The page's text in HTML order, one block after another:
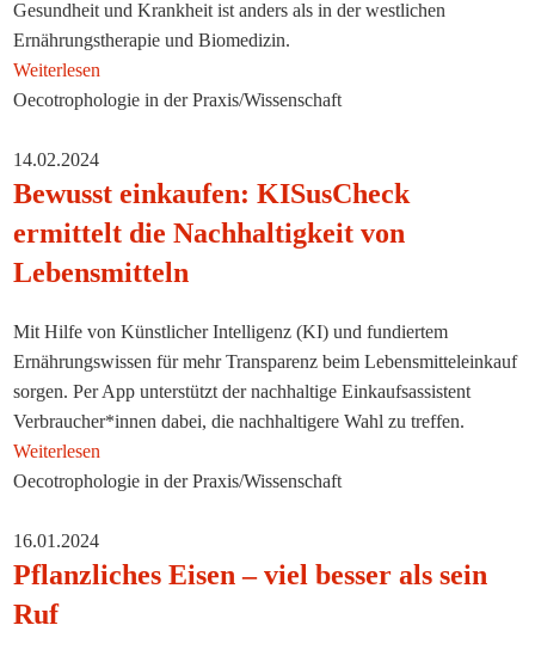
Gesundheit und Krankheit ist anders als in der westlichen
Ernährungstherapie und Biomedizin.
Weiterlesen
Oecotrophologie in der Praxis/Wissenschaft
14.02.2024
Bewusst einkaufen: KISusCheck
ermittelt die Nachhaltigkeit von
Lebensmitteln
Mit Hilfe von Künstlicher Intelligenz (KI) und fundiertem
Ernährungswissen für mehr Transparenz beim Lebensmitteleinkauf
sorgen. Per App unterstützt der nachhaltige Einkaufsassistent
Verbraucher*innen dabei, die nachhaltigere Wahl zu treffen.
Weiterlesen
Oecotrophologie in der Praxis/Wissenschaft
16.01.2024
Pflanzliches Eisen – viel besser als sein
Ruf